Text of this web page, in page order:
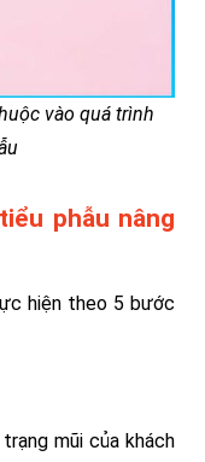
vào quá trình
phẫu nâng
hiện theo 5 bước
mũi của khách